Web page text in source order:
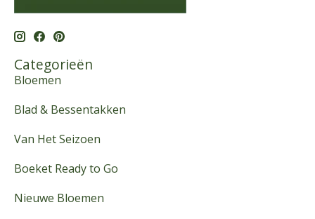
Categorieën
Bloemen
Blad & Bessentakken
Van Het Seizoen
Boeket Ready to Go
Nieuwe Bloemen